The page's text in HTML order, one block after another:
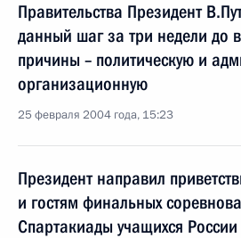
Правительства Президент
данный шаг за три недели до
причины – политическую и
организационную
25 февраля 2004 года, 15:23
Президент направил
и гостям финальных
Спартакиады учащихся России